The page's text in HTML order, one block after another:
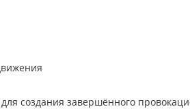
создания завершённого